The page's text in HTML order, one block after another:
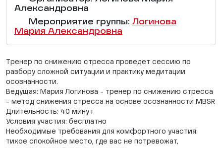
Александровна
Мероприятие группы: Логинова
Мария Александровна
Тренер по снижению стресса проведет сессию по
разбору сложной ситуации и практику медитации
осознанности.
Ведущая: Мария Логинова - тренер по снижению стресса
- метод снижения стресса на основе осознанности MBSR
Длительность: 40 минут
Условия участия: бесплатно
Необходимые требования для комфортного участия:
тихое спокойное место, где вас не потревожат,